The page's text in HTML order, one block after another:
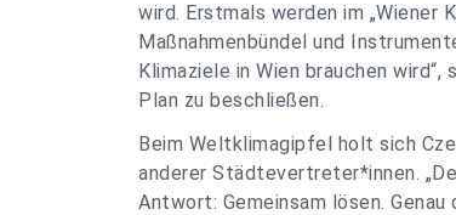
wird. Erstmals werden im „Wiener
Maßnahmenbündel und
Klimaziele in Wien brauchen
Plan zu beschließen.
Beim Weltklimagipfel holt sich
anderer Städtevertreter*innen.
Antwort: Gemeinsam lösen.